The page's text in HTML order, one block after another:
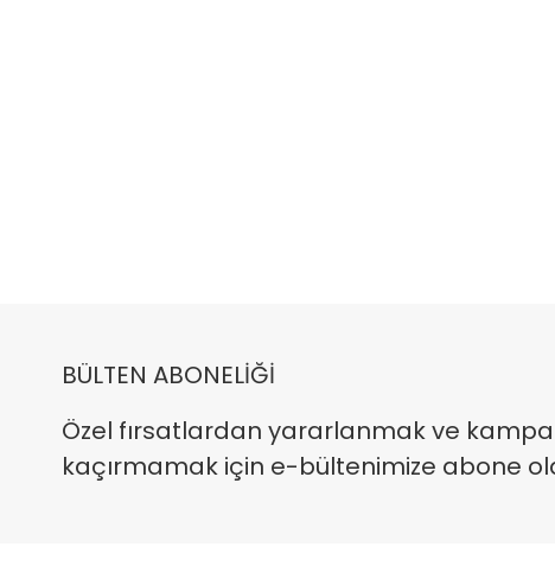
BÜLTEN ABONELİĞİ
Özel fırsatlardan yararlanmak ve
kaçırmamak için e-bültenimize abone